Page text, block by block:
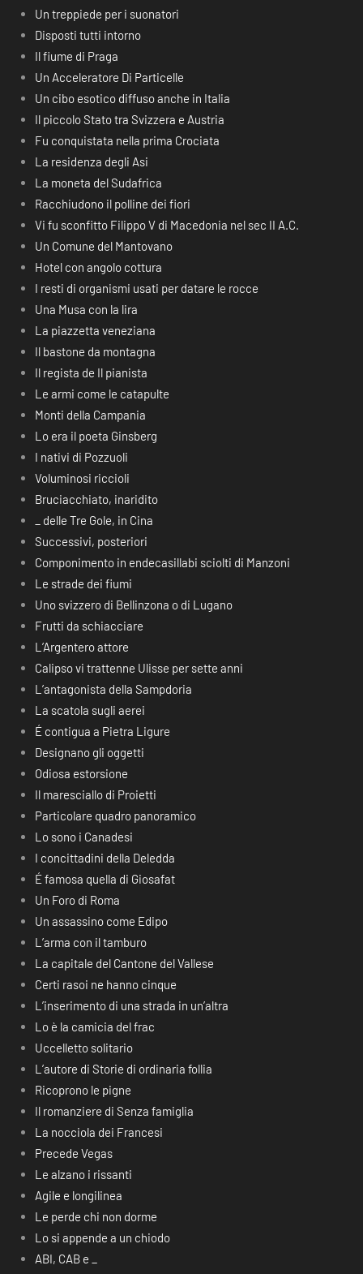
Un treppiede per i suonatori
Disposti tutti intorno
Il fiume di Praga
Un Acceleratore Di Particelle
Un cibo esotico diffuso anche in Italia
Il piccolo Stato tra Svizzera e Austria
Fu conquistata nella prima Crociata
La residenza degli Asi
La moneta del Sudafrica
Racchiudono il polline dei fiori
Vi fu sconfitto Filippo V di Macedonia nel sec II A.C.
Un Comune del Mantovano
Hotel con angolo cottura
I resti di organismi usati per datare le rocce
Una Musa con la lira
La piazzetta veneziana
Il bastone da montagna
Il regista de Il pianista
Le armi come le catapulte
Monti della Campania
Lo era il poeta Ginsberg
I nativi di Pozzuoli
Voluminosi riccioli
Bruciacchiato, inaridito
_ delle Tre Gole, in Cina
Successivi, posteriori
Componimento in endecasillabi sciolti di Manzoni
Le strade dei fiumi
Uno svizzero di Bellinzona o di Lugano
Frutti da schiacciare
L’Argentero attore
Calipso vi trattenne Ulisse per sette anni
L’antagonista della Sampdoria
La scatola sugli aerei
É contigua a Pietra Ligure
Designano gli oggetti
Odiosa estorsione
Il maresciallo di Proietti
Particolare quadro panoramico
Lo sono i Canadesi
I concittadini della Deledda
É famosa quella di Giosafat
Un Foro di Roma
Un assassino come Edipo
L’arma con il tamburo
La capitale del Cantone del Vallese
Certi rasoi ne hanno cinque
L’inserimento di una strada in un’altra
Lo è la camicia del frac
Uccelletto solitario
L’autore di Storie di ordinaria follia
Ricoprono le pigne
Il romanziere di Senza famiglia
La nocciola dei Francesi
Precede Vegas
Le alzano i rissanti
Agile e longilinea
Le perde chi non dorme
Lo si appende a un chiodo
ABI, CAB e _